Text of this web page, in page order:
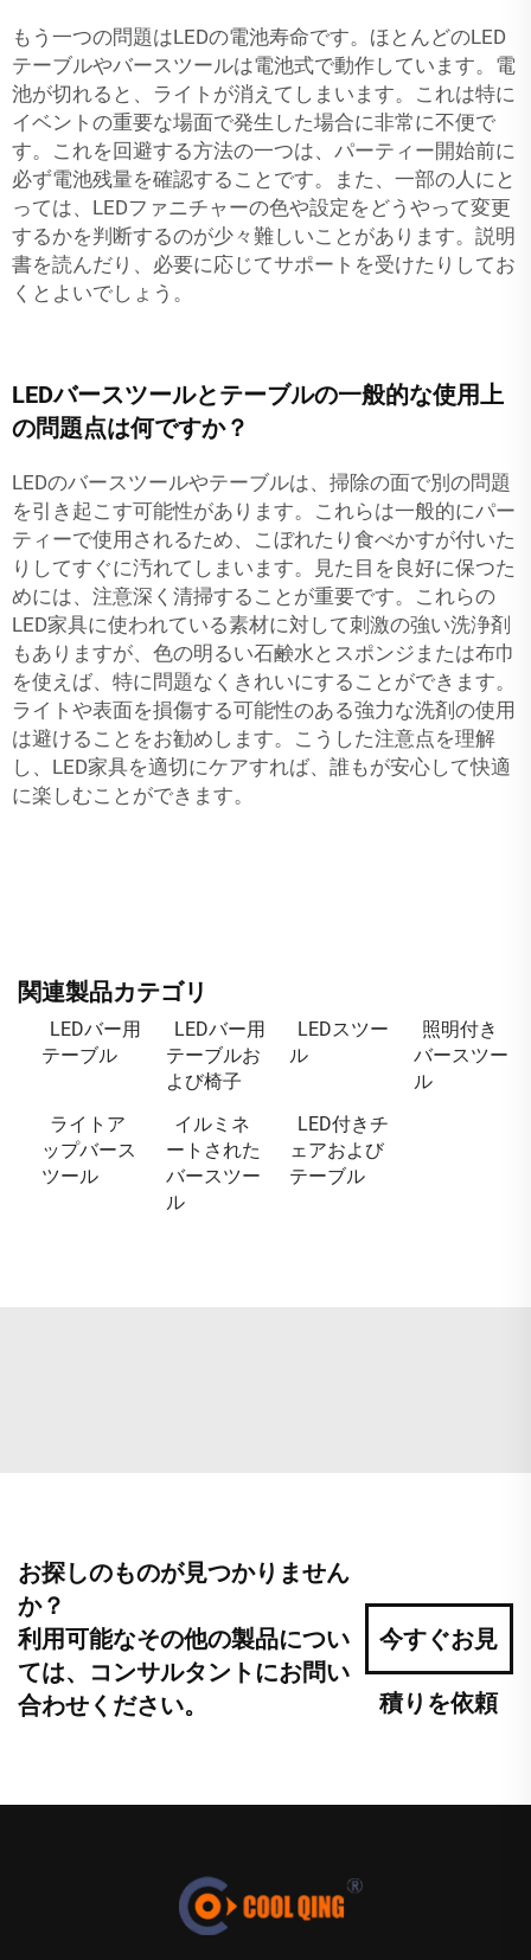
もう一つの問題はLEDの電池寿命です。ほとんどのLED
テーブルやバースツールは電池式で動作しています。電
池が切れると、ライトが消えてしまいます。これは特に
イベントの重要な場面で発生した場合に非常に不便で
す。これを回避する方法の一つは、パーティー開始前に
必ず電池残量を確認することです。また、一部の人にと
っては、LEDファニチャーの色や設定をどうやって変更
するかを判断するのが少々難しいことがあります。説明
書を読んだり、必要に応じてサポートを受けたりしてお
くとよいでしょう。
LEDバースツールとテーブルの一般的な使用上
の問題点は何ですか？
LEDのバースツールやテーブルは、掃除の面で別の問題
を引き起こす可能性があります。これらは一般的にパー
ティーで使用されるため、こぼれたり食べかすが付いた
りしてすぐに汚れてしまいます。見た目を良好に保つた
めには、注意深く清掃することが重要です。これらの
LED家具に使われている素材に対して刺激の強い洗浄剤
もありますが、色の明るい石鹸水とスポンジまたは布巾
を使えば、特に問題なくきれいにすることができます。
ライトや表面を損傷する可能性のある強力な洗剤の使用
は避けることをお勧めします。こうした注意点を理解
し、LED家具を適切にケアすれば、誰もが安心して快適
に楽しむことができます。
関連製品カテゴリ
LEDバー用
テーブル
LEDバー用
テーブルお
よび椅子
LEDスツー
ル
照明付き
バースツー
ル
ライトア
ップバース
ツール
イルミネ
ートされた
バースツー
ル
LED付きチ
ェアおよび
テーブル
お探しのものが見つかりません
か？
利用可能なその他の製品につい
ては、コンサルタントにお問い
合わせください。
今すぐお見
積りを依頼